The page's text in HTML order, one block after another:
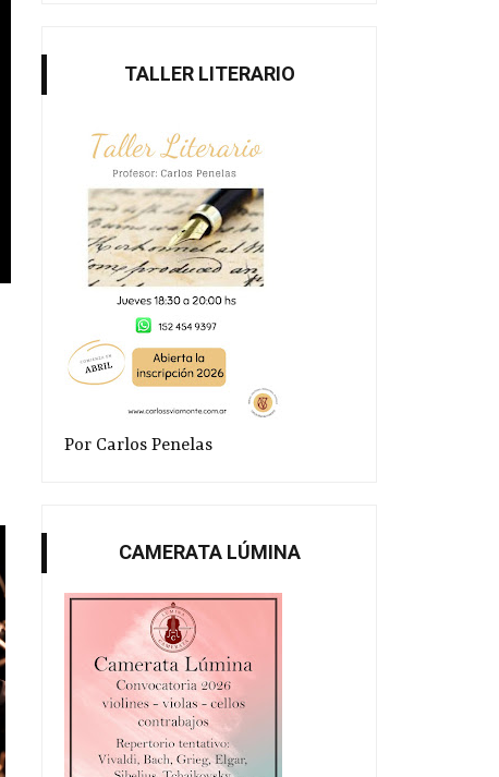
TALLER LITERARIO
Por Carlos Penelas
CAMERATA LÚMINA